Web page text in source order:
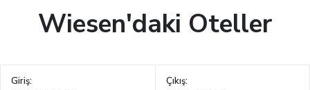
Wiesen'daki Oteller
Giriş: Çıkış: